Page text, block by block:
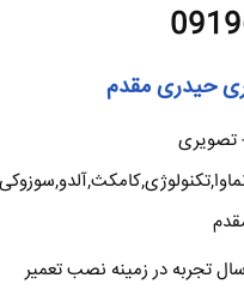
حیدری مقدم
تصویری
تجربه در زمینه نصب تعمیر